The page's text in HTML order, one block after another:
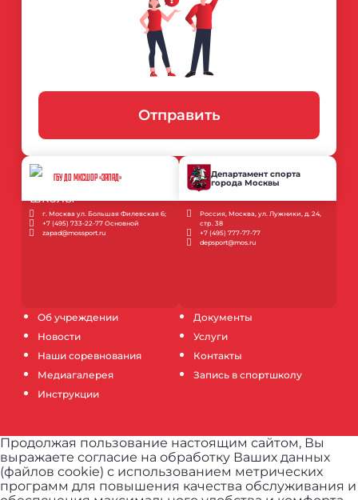
Об учреждении
Новости
Наши соревнования
Медиагалерея
Инструкции
Документы
Услуги
Контакты
Запись в спортшколу
Отправить
ГБУ ДО МКСШОР «ЗАПАД»
г. Москва ул. Большая Филевская 6;
+7 (495) 733-22-77 Основной
zapad@mossport.ru
Департамент спорта
города Москвы
Россия, Москва, ул. Лужники, д. 24,
стр. 38
+7 (495) 777-77-77
depsport@mos.ru
Продолжая пользование настоящим сайтом, Вы
выражаете согласие на обработку Ваших данных
(файлов cookie) с использованием метрических
программ для повышения качества обслуживания и